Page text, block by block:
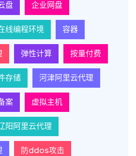
盘 企业网盘
线编程环境 容器
弹性计算 按量付费
存储 河津阿里云代理
案 虚拟主机
阳阿里云代理
防ddos攻击